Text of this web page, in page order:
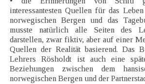
interessantesten Quellen für das
norwegischen Bergen und das
musste natürlich alle Seiten des
darstellen, zwar fiktiv, aber auf einer
Quellen der Realität basierend. Das
Lehrers Rösholdt ist auch eine
Beziehungen zwischen dem
norwegischen Bergen und der